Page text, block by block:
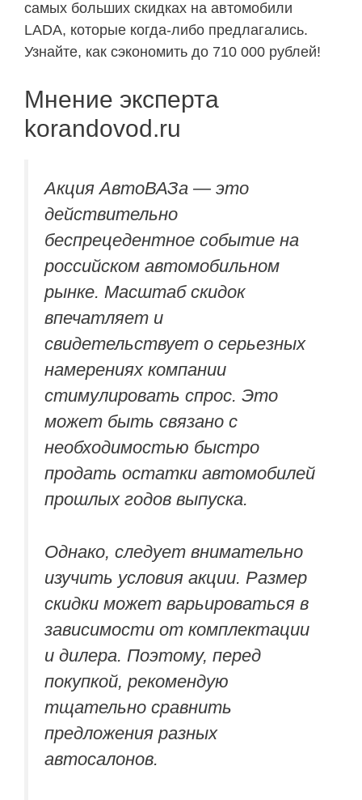
самых больших скидках на автомобили
LADA, которые когда-либо предлагались.
Узнайте, как сэкономить до 710 000 рублей!
Мнение эксперта
korandovod.ru
Акция АвтоВАЗа — это
действительно
беспрецедентное событие на
российском автомобильном
рынке. Масштаб скидок
впечатляет и
свидетельствует о серьезных
намерениях компании
стимулировать спрос. Это
может быть связано с
необходимостью быстро
продать остатки автомобилей
прошлых годов выпуска.
Однако, следует внимательно
изучить условия акции. Размер
скидки может варьироваться в
зависимости от комплектации
и дилера. Поэтому, перед
покупкой, рекомендую
тщательно сравнить
предложения разных
автосалонов.